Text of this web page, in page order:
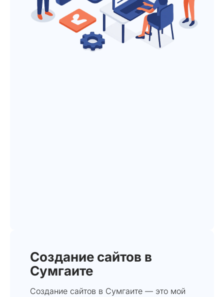
Создание сайтов в
Сумгаите
Создание сайтов в Сумгаите — это мой